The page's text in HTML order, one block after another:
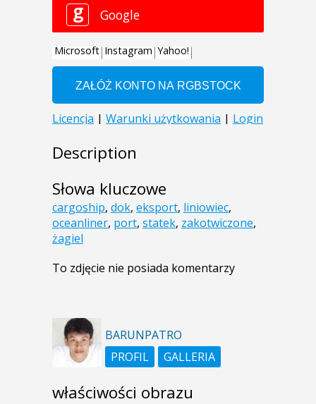
Description
Słowa kluczowe
cargoship, dok, eksport, liniowiec,
oceanliner, port, statek, zakotwiczone,
żagiel
To zdjęcie nie posiada komentarzy
BARUNPATRO
PROFIL
GALLERIA
właściwości obrazu